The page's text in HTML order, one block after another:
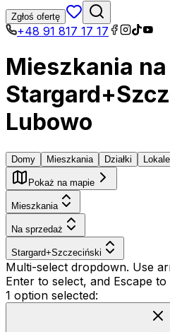
Zgłoś ofertę
+48 91 817 17 17
Mieszkania
Lubowo
Domy Mieszkania Działki Lokale
Pokaż na mapie
Mieszkania
Na sprzedaż
Stargard+Szczeciński
Multi-select dropdown. Use
Enter to select, and Escape to
1 option selected: